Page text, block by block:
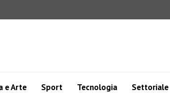
e Arte Sport Tecnologia Settoriale